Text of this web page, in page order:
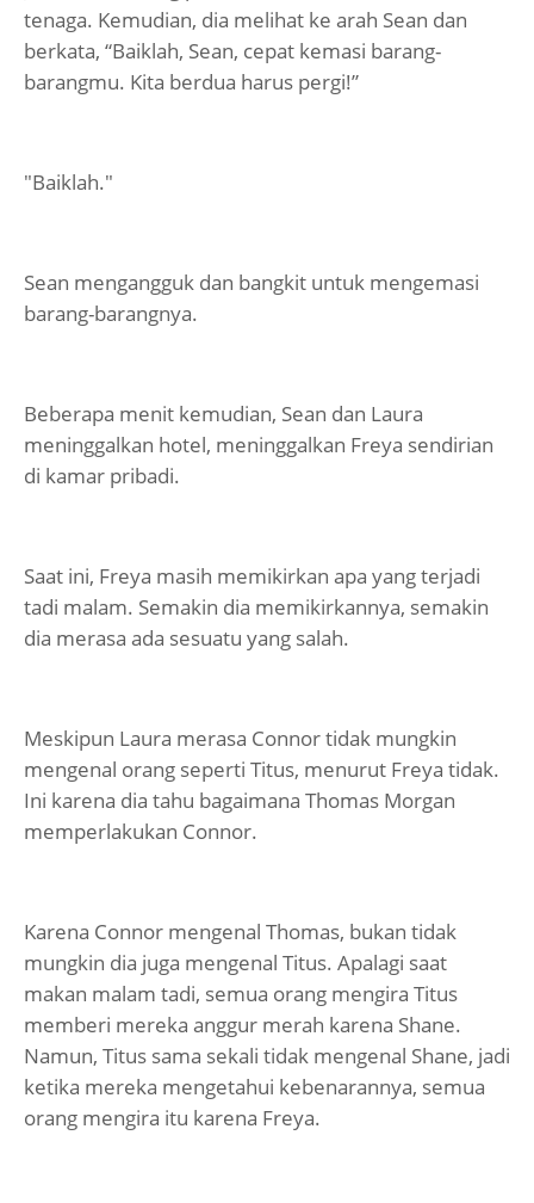
tenaga. Kemudian, dia melihat ke arah Sean dan
berkata, “Baiklah, Sean, cepat kemasi barang-
barangmu. Kita berdua harus pergi!”
"Baiklah."
Sean mengangguk dan bangkit untuk mengemasi
barang-barangnya.
Beberapa menit kemudian, Sean dan Laura
meninggalkan hotel, meninggalkan Freya sendirian
di kamar pribadi.
Saat ini, Freya masih memikirkan apa yang terjadi
tadi malam. Semakin dia memikirkannya, semakin
dia merasa ada sesuatu yang salah.
Meskipun Laura merasa Connor tidak mungkin
mengenal orang seperti Titus, menurut Freya tidak.
Ini karena dia tahu bagaimana Thomas Morgan
memperlakukan Connor.
Karena Connor mengenal Thomas, bukan tidak
mungkin dia juga mengenal Titus. Apalagi saat
makan malam tadi, semua orang mengira Titus
memberi mereka anggur merah karena Shane.
Namun, Titus sama sekali tidak mengenal Shane, jadi
ketika mereka mengetahui kebenarannya, semua
orang mengira itu karena Freya.